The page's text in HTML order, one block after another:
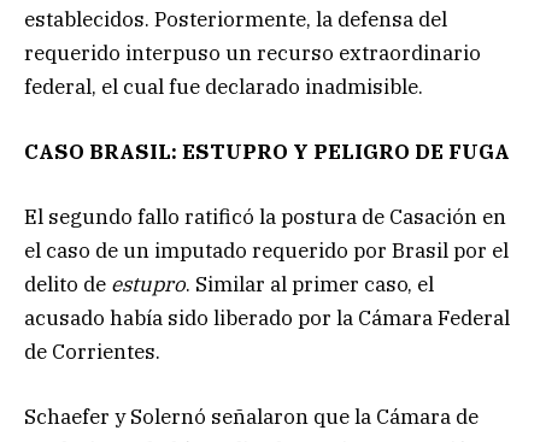
establecidos. Posteriormente, la defensa del
requerido interpuso un recurso extraordinario
federal, el cual fue declarado inadmisible.
CASO BRASIL: ESTUPRO Y PELIGRO DE FUGA
El segundo fallo ratificó la postura de Casación en
el caso de un imputado requerido por Brasil por el
delito de estupro. Similar al primer caso, el
acusado había sido liberado por la Cámara Federal
de Corrientes.
Schaefer y Solernó señalaron que la Cámara de